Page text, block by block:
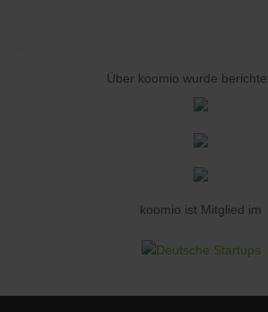
Über koomio wurde
koomio ist Mitglied im